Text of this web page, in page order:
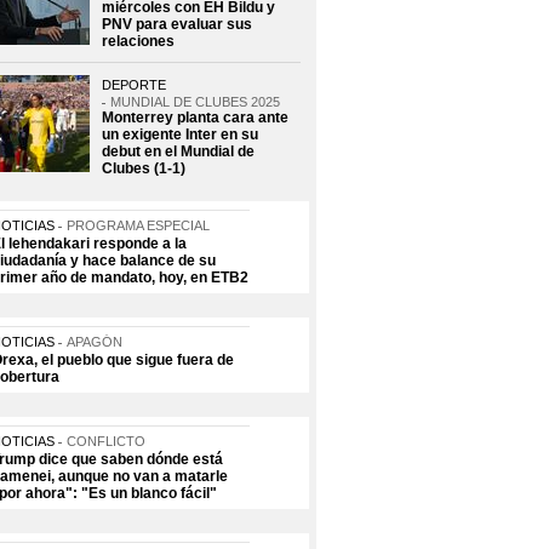
miércoles con EH Bildu y
PNV para evaluar sus
relaciones
DEPORTE
MUNDIAL DE CLUBES 2025
Monterrey planta cara ante
un exigente Inter en su
debut en el Mundial de
Clubes (1-1)
PROGRAMA ESPECIAL
lehendakari responde a la
y hace balance de su
año de mandato, hoy, en ETB2
APAGÓN
el pueblo que sigue fuera de
CONFLICTO
dice que saben dónde está
aunque no van a matarle
ahora": "Es un blanco fácil"